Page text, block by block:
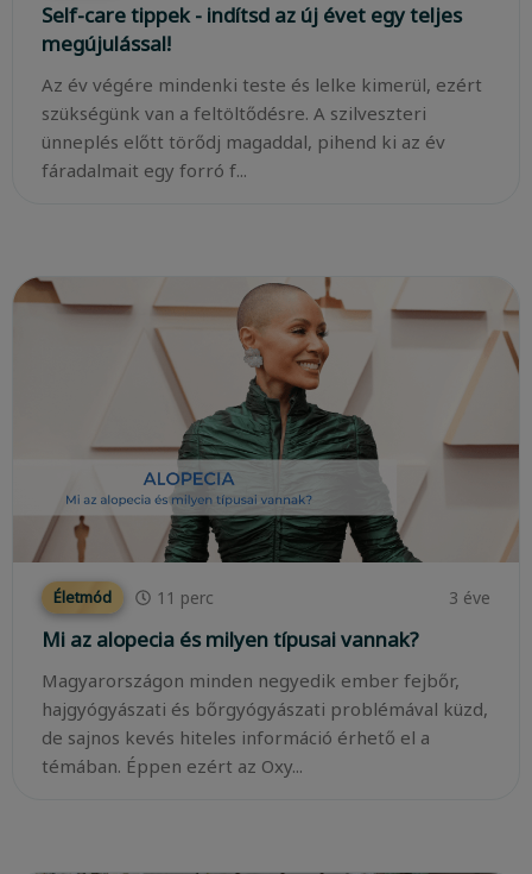
Self-care tippek - indítsd az új évet egy teljes
megújulással!
Az év végére mindenki teste és lelke kimerül, ezért
szükségünk van a feltöltődésre. A szilveszteri
ünneplés előtt törődj magaddal, pihend ki az év
fáradalmait egy forró f...
Életmód 11 perc 3 éve
Mi az alopecia és milyen típusai vannak?
Magyarországon minden negyedik ember fejbőr,
hajgyógyászati és bőrgyógyászati problémával küzd,
de sajnos kevés hiteles információ érhető el a
témában. Éppen ezért az Oxy...